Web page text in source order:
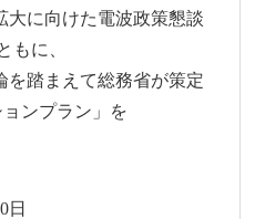
に向けた電波政策懇談
もに、
踏まえて総務省が策定
ンプラン」を